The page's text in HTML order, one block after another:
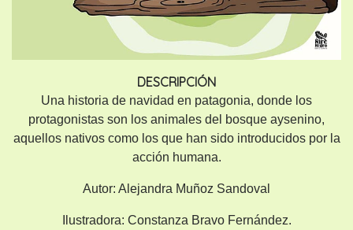
DESCRIPCIÓN
Una historia de navidad en patagonia, donde los
protagonistas son los animales del bosque aysenino,
aquellos nativos como los que han sido introducidos por la
acción humana.
Autor: Alejandra Muñoz Sandoval
Ilustradora: Constanza Bravo Fernández.